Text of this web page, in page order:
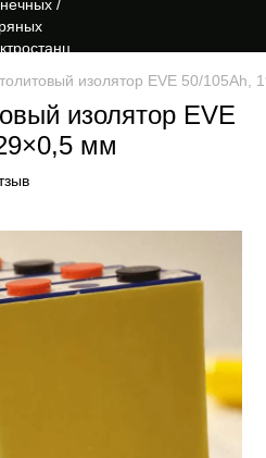
изолятор EVE 50/105Ah,
изолятор EVE
мм